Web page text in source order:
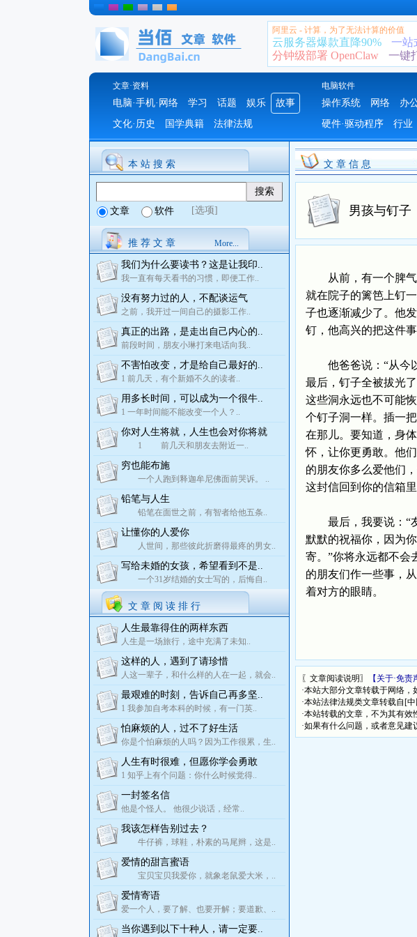
阿里云 - 计算，为了无法计算的价值
云服务器爆款直降90%
一站
分钟级部署 OpenClaw
一键
文章·资料 电脑软件
电脑·手机·网络 学习 话题 娱乐
故事
文化·历史
国学典籍 法律法规
操作系统 网络 办
硬件·驱动程序
行业
本 站 搜 索
文章 软件 [选项]
推 荐 文 章 More...
我们为什么要读书？这是让我印..
我一直有每天看书的习惯，即便工作..
没有努力过的人，不配谈运气
之前，我开过一间自己的摄影工作..
真正的出路，是走出自己内心的..
前段时间，朋友小琳打来电话向我..
不害怕改变，才是给自己最好的..
1 前几天，有个新婚不久的读者..
用多长时间，可以成为一个很牛..
1 一年时间能不能改变一个人？..
你对人生将就，人生也会对你将就
1 前几天和朋友去附近一..
穷也能布施
一个人跑到释迦牟尼佛面前哭诉。 ..
铅笔与人生
铅笔在面世之前，有智者给他五条..
让懂你的人爱你
人世间，那些彼此折磨得最疼的男女..
写给未婚的女孩，希望看到不是..
一个31岁结婚的女士写的，后悔自..
文 章 阅 读 排 行
人生最靠得住的两样东西
人生是一场旅行，途中充满了未知..
这样的人，遇到了请珍惜
人这一辈子，和什么样的人在一起，就会..
最艰难的时刻，告诉自己再多坚..
1 我参加自考本科的时候，有一门英..
怕麻烦的人，过不了好生活
你是个怕麻烦的人吗？因为工作很累，生..
人生有时很难，但愿你学会勇敢
1 知乎上有个问题：你什么时候觉得..
一封签名信
他是个怪人。 他很少说话，经常..
我该怎样告别过去？
牛仔裤，球鞋，朴素的马尾辫，这是..
爱情的甜言蜜语
宝贝宝贝我爱你，就象老鼠爱大米，..
爱情寄语
爱一个人，要了解、也要开解；要道歉、..
当你遇到以下十种人，请一定要..
文 章 信 息
男孩与钉子
从前，有一个脾气
就在院子的篱笆上钉
子也逐渐减少了。他
钉，他高兴的把这件
他爸爸说：“从今以
最后，钉子全被拔光
这些洞永远也不可能
个钉子洞一样。插一
在那儿。要知道，身
怀，让你更勇敢。他
的朋友你多么爱他们
这封信回到你的信箱
最后，我要说：“友
默默的祝福你，因为
寄。”你将永远都不会
的朋友们作一些事，
着对方的眼睛。
〖文章阅读说明〗
【关于·免责
·本站大部分文章转载于网络，
·本站法律法规类文章转载自[
·本站转载的文章，不为其有效
·如果有什么问题，或者意见建